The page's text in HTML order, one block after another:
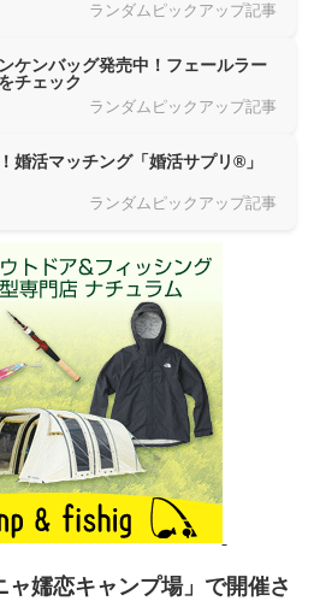
ランダムピックアップ記事
ケンバッグ発売中！フェールラー
チェック
ランダムピックアップ記事
婚活マッチング「婚活サプリ®」
ランダムピックアップ記事
ャ嬬恋キャンプ場」で開催さ